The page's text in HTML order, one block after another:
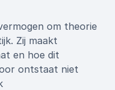
om theorie
Zij maakt
en hoe dit
ontstaat niet